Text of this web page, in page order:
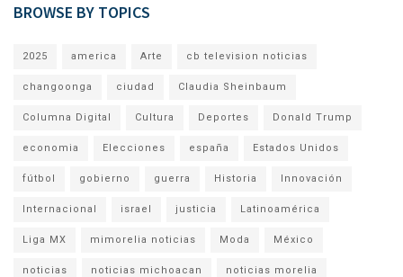
BROWSE BY TOPICS
2025 america Arte cb television noticias
changoonga ciudad Claudia Sheinbaum
Columna Digital Cultura Deportes Donald Trump
economia Elecciones españa Estados Unidos
fútbol gobierno guerra Historia Innovación
Internacional israel justicia Latinoamérica
Liga MX mimorelia noticias Moda México
noticias noticias michoacan noticias morelia